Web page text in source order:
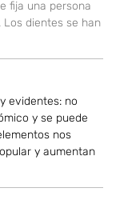
fija una persona
dientes se han
evidentes: no
y se puede
nos
y aumentan